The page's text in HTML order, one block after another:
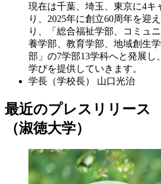
現在は千葉、埼玉、東京に4キ
り、2025年に創立60周年を迎
り、「総合福祉学部、コミュ
養学部、教育学部、地域創生
部」の7学部13学科へと発展し
学びを提供していきます。
学長（学校長）
山口光治
最近のプレスリリース
（淑徳大学）